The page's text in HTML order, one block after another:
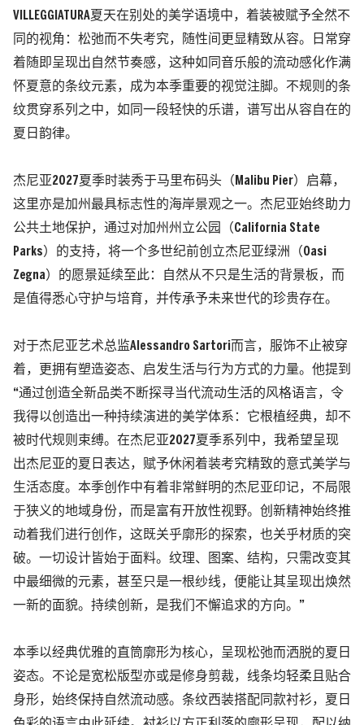
VILLEGGIATURA夏天在别处的美学语境中，着装被赋予全然不
同的视角：松弛而不失考究，随性间更显精致从容。日常穿
着随即呈现出自然节奏感，这种如同音乐般的流动感化作满
怀夏意的条纹元素，成为本季重要的视觉注脚。不规则的条
纹贯穿系列之中，如同一段轻快的乐谱，谱写出从容自在的
夏日韵律。
杰尼亚2027夏季时装秀于马里布码头（Malibu Pier）启幕，
这里亦是加州最具标志性的海岸景观之一。杰尼亚始终助力
公共土地保护，通过对加州州立公园（California State
Parks）的支持，将一个多世纪前创立杰尼亚绿洲（Oasi
Zegna）的愿景延续至此：自然从不只是生活的背景板，而
是值得悉心守护与培育，并传承予未来世代的珍贵存在。
对于杰尼亚艺术总监Alessandro Sartori而言，服饰不止被穿
着，更拥有塑造姿态、启发生活与行为方式的力量。他提到
“通过创造全新品类不断探寻当代流动生活的风格语言，令
我得以创造出一种持续演进的美学体系：它根植经典，却不
被时代规则束缚。在杰尼亚2027夏季系列中，我希望呈现
出杰尼亚的夏日表达，赋予休闲着装考究精致的意式美学与
生活态度。本季创作中有着非常鲜明的杰尼亚印记，不局限
于狭义的地域身份，而是富有开放性视野。创新精神始终推
动着我们进行创作，这既关乎廓形的探索，也关乎材质的突
破。一切设计皆始于面料。纹理、图案、结构，只需改变其
中最细微的元素，甚至只是一根纱线，便能让其呈现出焕然
一新的面貌。持续创新，是我们不懈追求的方向。”
本季以经典优雅的直筒廓形为核心，呈现松弛而洒脱的夏日
姿态。不论是宽松版型亦或是修身剪裁，线条均轻柔且贴合
身形，始终保持自然流动感。条纹西装搭配同款衬衫，夏日